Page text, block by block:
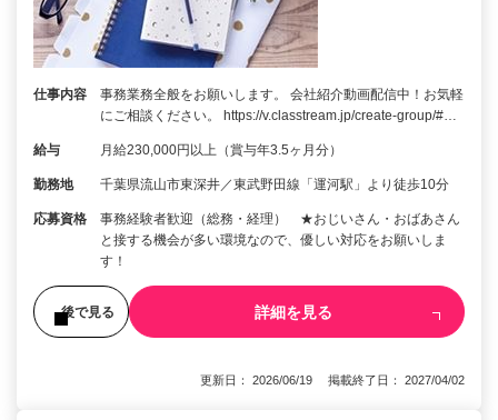
仕事内容
事務業務全般をお願いします。 会社紹介動画配信中！お気軽
にご相談ください。 https://v.classtream.jp/create-group/#…
給与 月給230,000円以上（賞与年3.5ヶ月分）
勤務地 千葉県流山市東深井／東武野田線「運河駅」より徒歩10分
応募資格
事務経験者歓迎（総務・経理） ★おじいさん・おばあさん
と接する機会が多い環境なので、優しい対応をお願いしま
す！
後で見る 詳細を見る
更新日： 2026/06/19 掲載終了日： 2027/04/02